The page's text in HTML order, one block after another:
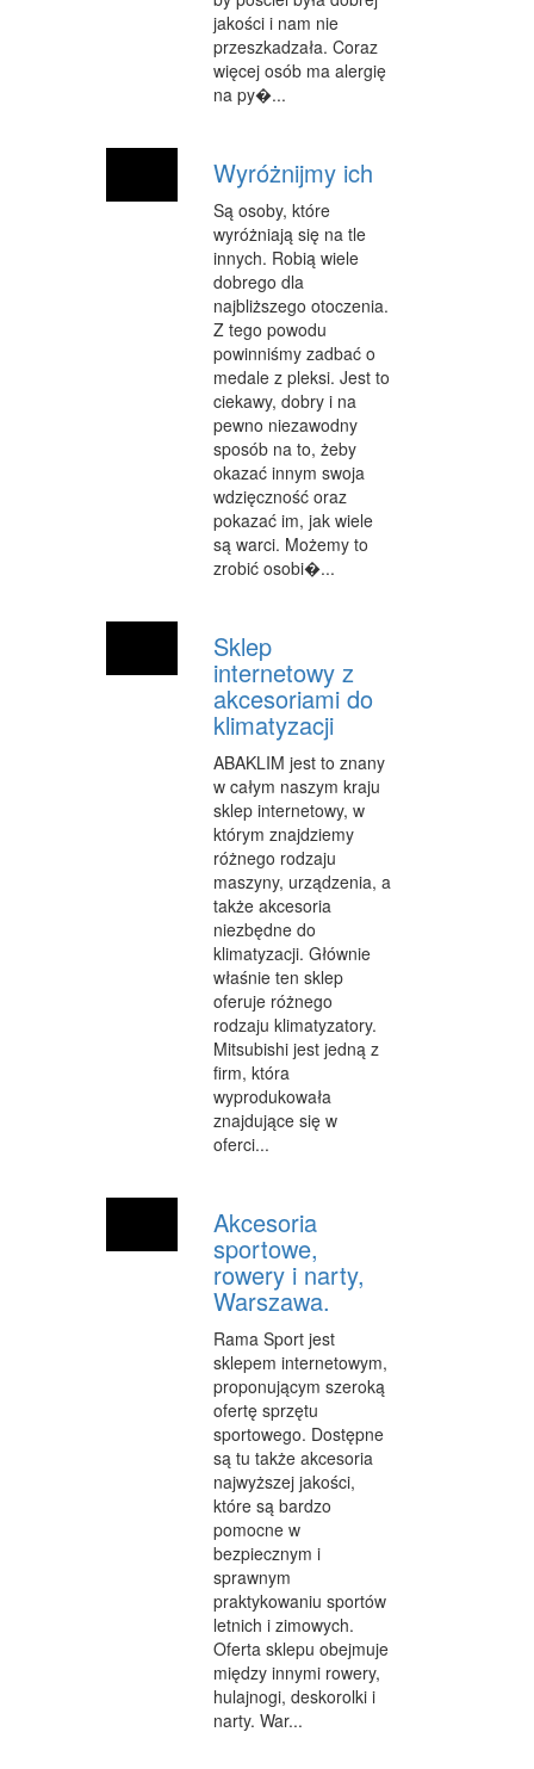
INNE AGENCJE
WIGOR
IMPREZY INTEGRACYJNE
ZAJĘCIA SPORTOWE I REKREACYJNE
PRODUKCJA
INFORMATYCZNE
RESTAURACJE, CATERING
FOTOGRAFIA
ADWOKACI, PORADY PRAWNE
SPRZĄTANIE, PORZĄDKOWANIE
SERWIS
OPIEKA
KURIER, PRZESYŁKI
WYCIECZKI
HOTELE I NOCLEGI
PODRÓŻE
ZDROWIE
DIETETYKA, ODCHUDZANIE
KOSMETYKI
LECZENIE
SALONY KOSMETYCZNE
SPRZĘT MEDYCZNY
WEB
OPROGRAMOWANIE
jakości i nam nie
przeszkadzała. Coraz
więcej osób ma alergię
na py�...
Wyróżnijmy ich
Są osoby, które
wyróżniają się na tle
innych. Robią wiele
dobrego dla
najbliższego otoczenia.
Z tego powodu
powinniśmy zadbać o
medale z pleksi. Jest to
ciekawy, dobry i na
pewno niezawodny
sposób na to, żeby
okazać innym swoja
wdzięczność oraz
pokazać im, jak wiele
są warci. Możemy to
zrobić osobi�...
Sklep
internetowy z
akcesoriami do
klimatyzacji
ABAKLIM jest to znany
w całym naszym kraju
sklep internetowy, w
którym znajdziemy
różnego rodzaju
maszyny, urządzenia, a
także akcesoria
niezbędne do
klimatyzacji. Głównie
właśnie ten sklep
oferuje różnego
rodzaju klimatyzatory.
Mitsubishi jest jedną z
firm, która
wyprodukowała
znajdujące się w
oferci...
Akcesoria
sportowe,
rowery i narty,
Warszawa.
Rama Sport jest
sklepem internetowym,
proponującym szeroką
ofertę sprzętu
sportowego. Dostępne
są tu także akcesoria
najwyższej jakości,
które są bardzo
pomocne w
bezpiecznym i
sprawnym
praktykowaniu sportów
letnich i zimowych.
Oferta sklepu obejmuje
między innymi rowery,
hulajnogi, deskorolki i
narty. War...